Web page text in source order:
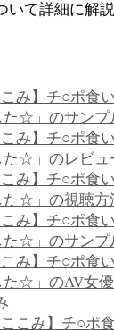
て詳細に解説
み】チ○ポ食
た☆」のサンプ
み】チ○ポ食
た☆」のレビュ
み】チ○ポ食
た☆」の視聴方
み】チ○ポ食
た☆」のサンプ
み】チ○ポ食
た☆」のAV女
こみ】チ○ポ